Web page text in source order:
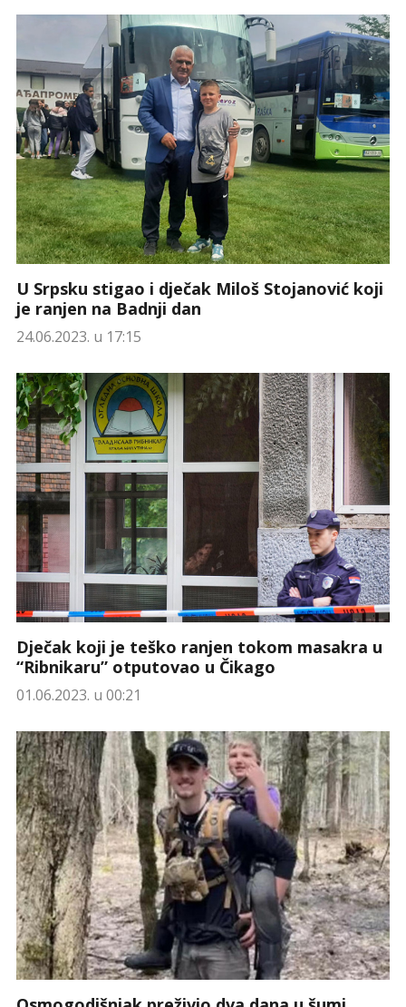
U Srpsku stigao i dječak Miloš Stojanović koji
je ranjen na Badnji dan
24.06.2023. u 17:15
Dječak koji je teško ranjen tokom masakra u
“Ribnikaru” otputovao u Čikago
01.06.2023. u 00:21